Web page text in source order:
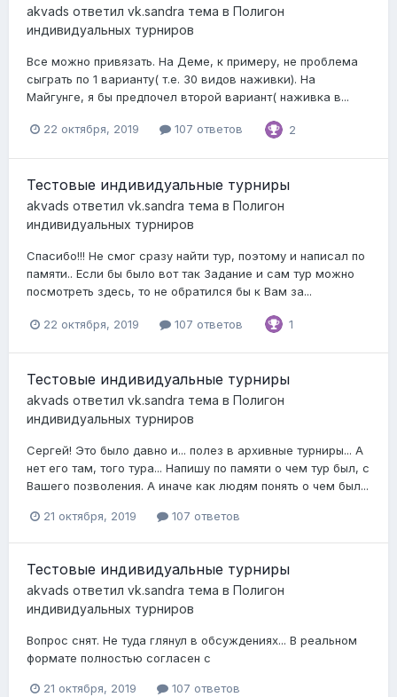
akvads ответил vk.sandra тема в Полигон
индивидуальных турниров
Все можно привязать. На Деме, к примеру, не проблема
сыграть по 1 варианту( т.е. 30 видов наживки). На
Майгунге, я бы предпочел второй вариант( наживка в...
22 октября, 2019 107 ответов 2
Тестовые индивидуальные турниры
akvads ответил vk.sandra тема в Полигон
индивидуальных турниров
Спасибо!!! Не смог сразу найти тур, поэтому и написал по
памяти.. Если бы было вот так Задание и сам тур можно
посмотреть здесь, то не обратился бы к Вам за...
22 октября, 2019 107 ответов 1
Тестовые индивидуальные турниры
akvads ответил vk.sandra тема в Полигон
индивидуальных турниров
Сергей! Это было давно и... полез в архивные турниры... А
нет его там, того тура... Напишу по памяти о чем тур был, с
Вашего позволения. А иначе как людям понять о чем был...
21 октября, 2019 107 ответов
Тестовые индивидуальные турниры
akvads ответил vk.sandra тема в Полигон
индивидуальных турниров
Вопрос снят. Не туда глянул в обсуждениях... В реальном
формате полностью согласен с
21 октября, 2019 107 ответов